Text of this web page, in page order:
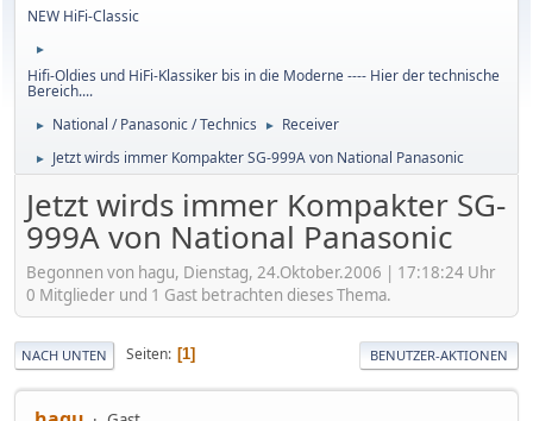
NEW HiFi-Classic
►
Hifi-Oldies und HiFi-Klassiker bis in die Moderne ---- Hier der technische
Bereich....
► National / Panasonic / Technics ► Receiver
► Jetzt wirds immer Kompakter SG-999A von National Panasonic
Jetzt wirds immer Kompakter SG-
999A von National Panasonic
Begonnen von hagu, Dienstag, 24.Oktober.2006 | 17:18:24 Uhr
0 Mitglieder und 1 Gast betrachten dieses Thema.
NACH UNTEN Seiten 1 BENUTZER-AKTIONEN